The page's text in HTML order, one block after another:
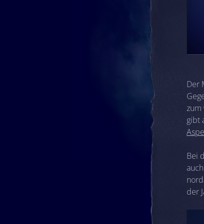
Der
zum
gibt
Bei
der